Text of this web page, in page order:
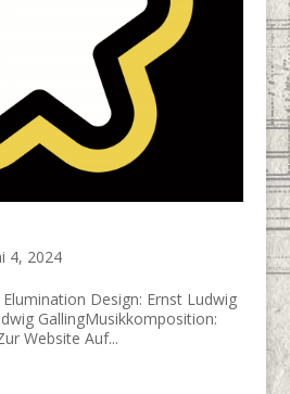
4, 2024
Design: Ernst Ludwig
GallingMusikkomposition:
Website Auf...